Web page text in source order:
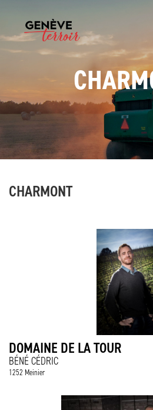
CHARMONT
DOMAINE DE LA TOUR
BÉNÉ CÉDRIC
1252 Meinier